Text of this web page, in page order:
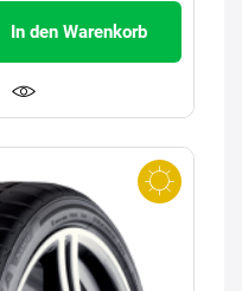
In den Warenkorb